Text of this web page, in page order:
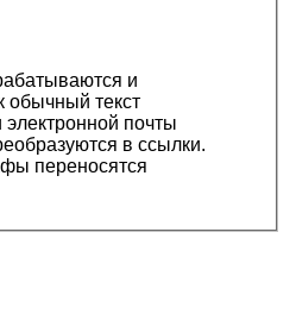
и
обычный текст
почты
в ссылки.
переносятся